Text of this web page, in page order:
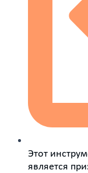
Этот
является